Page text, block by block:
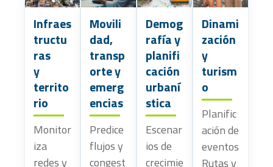
Infraes
tructu
ras
y
territo
rio
Monitor
iza
redes y
Movili
dad,
transp
orte y
emerg
encias
Predice
flujos y
congest
Demog
rafía y
planifi
cación
urbaní
stica
Escenar
ios de
crecimie
Dinami
zación
y
turism
o
Planific
ación de
eventos
Rutas y